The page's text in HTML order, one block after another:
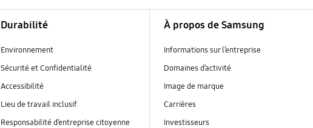
Durabilité
Environnement
Sécurité et Confidentialité
Accessibilité
Lieu de travail inclusif
Responsabilité d’entreprise citoyenne
À propos de Samsung
Informations sur l’entreprise
Domaines d’activité
Image de marque
Carrières
Investisseurs